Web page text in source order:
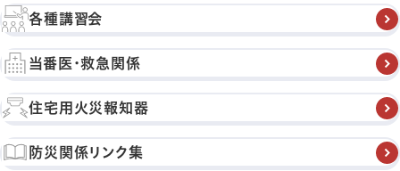
各種講習会
当番医・救急関係
住宅用火災報知器
防災関係リンク集